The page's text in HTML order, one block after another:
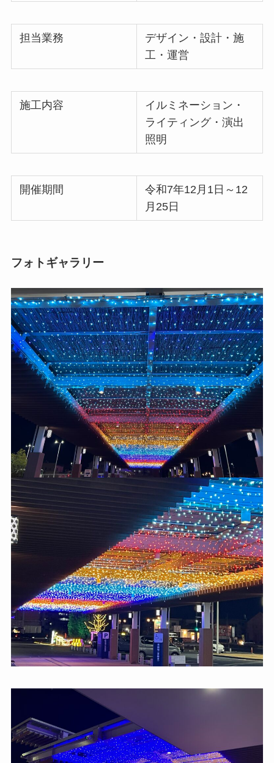
担当業務
デザイン・設計・施
工・運営
施工内容
イルミネーション・
ライティング・演出
照明
開催期間
令和7年12月1日～12
月25日
フォトギャラリー